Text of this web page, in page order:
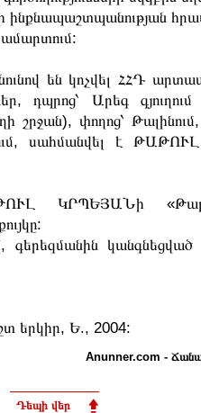
ինքնապաշտպանության
են կոչվել ՀՀԴ
դպրոց՝ Արեգ
շրջան), փողոց՝
սահմանվել է
ԿՐՊԵՅԱՆի
գերեզմանին կանգնեցված
երկիր, Ե., 2004:
Anunner.com -
Դեպի վեր